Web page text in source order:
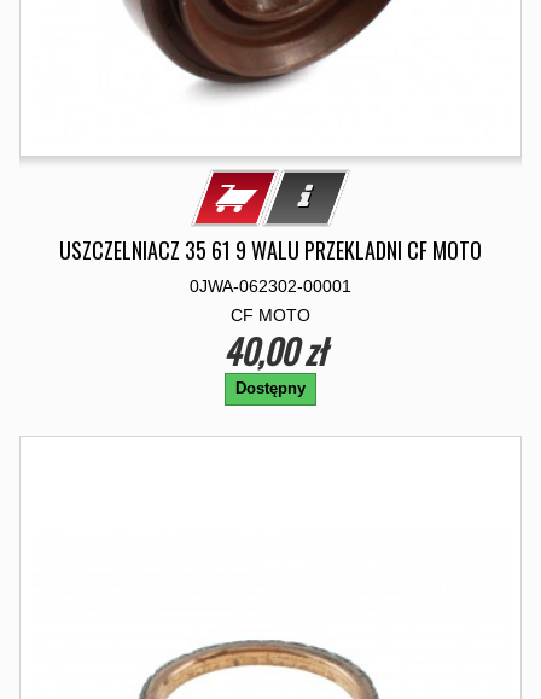
USZCZELNIACZ 35 61 9 WALU PRZEKLADNI CF MOTO
0JWA-062302-00001
CF MOTO
40,00 zł
Dostępny